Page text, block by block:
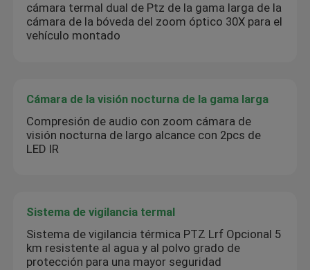
cámara termal dual de Ptz de la gama larga de la
cámara de la bóveda del zoom óptico 30X para el
vehículo montado
Cámara de la visión nocturna de la gama larga
Compresión de audio con zoom cámara de
visión nocturna de largo alcance con 2pcs de
LED IR
Sistema de vigilancia termal
Sistema de vigilancia térmica PTZ Lrf Opcional 5
km resistente al agua y al polvo grado de
protección para una mayor seguridad